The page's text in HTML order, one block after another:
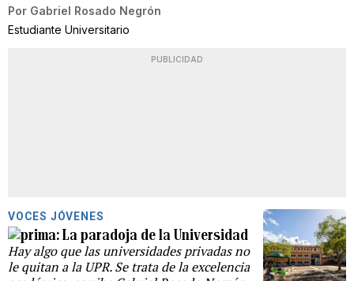
Por Gabriel Rosado Negrón
Estudiante Universitario
PUBLICIDAD
VOCES JÓVENES
La paradoja de la Universidad
Hay algo que las universidades privadas no
le quitan a la UPR. Se trata de la excelencia